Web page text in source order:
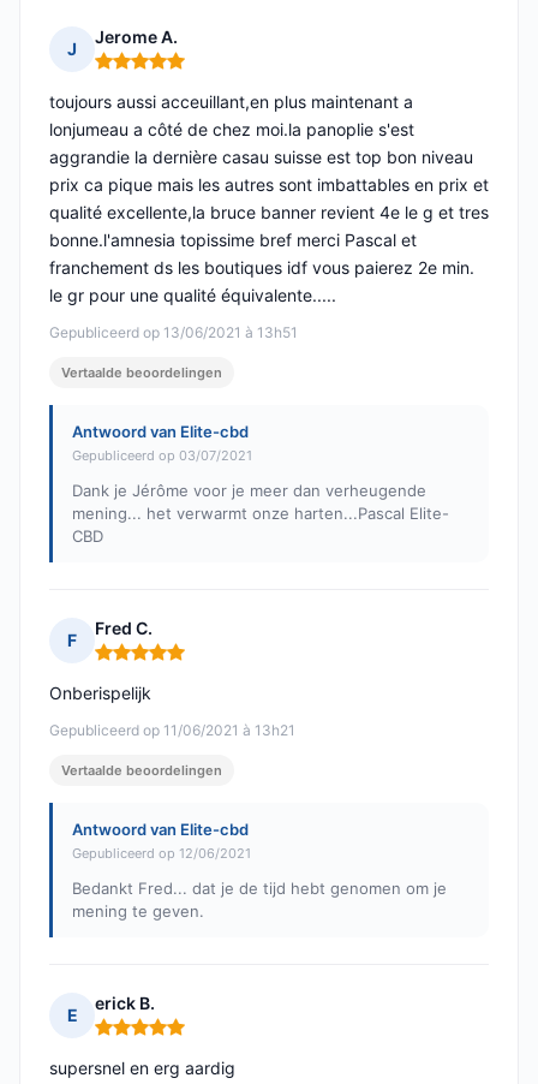
J
Jerome A.
Opmerking: 5 van 5
Gepubliceerd op 13/06/2021 à 13h51
toujours aussi acceuillant,en plus maintenant a
lonjumeau a côté de chez moi.la panoplie s'est
aggrandie la dernière casau suisse est top bon niveau
prix ca pique mais les autres sont imbattables en prix et
qualité excellente,la bruce banner revient 4e le g et tres
bonne.l'amnesia topissime bref merci Pascal et
franchement ds les boutiques idf vous paierez 2e min.
le gr pour une qualité équivalente.....
Vertaalde beoordelingen
Antwoord van Elite-cbd
Gepubliceerd op 03/07/2021
Dank je Jérôme voor je meer dan verheugende
mening... het verwarmt onze harten...Pascal Elite-
CBD
F
Fred C.
Opmerking: 5 van 5
Gepubliceerd op 11/06/2021 à 13h21
Onberispelijk
Vertaalde beoordelingen
Antwoord van Elite-cbd
Gepubliceerd op 12/06/2021
Bedankt Fred... dat je de tijd hebt genomen om je
mening te geven.
E
erick B.
Opmerking: 5 van 5
supersnel en erg aardig